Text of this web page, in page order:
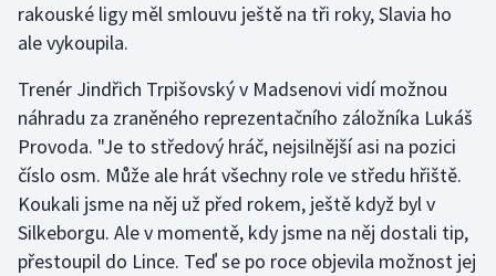
Moderní pětiboj
Motorsport
Olympijské hry
Parasport
Plavání
rakouské ligy měl smlouvu ještě na tři roky, Slavia ho
ale vykoupila.
Trenér Jindřich Trpišovský v Madsenovi vidí možnou
náhradu za zraněného reprezentačního záložníka Lukáš
Provoda. "Je to středový hráč, nejsilnější asi na pozici
číslo osm. Může ale hrát všechny role ve středu hřiště.
Koukali jsme na něj už před rokem, ještě když byl v
Silkeborgu. Ale v momentě, kdy jsme na něj dostali tip,
přestoupil do Lince. Teď se po roce objevila možnost jej